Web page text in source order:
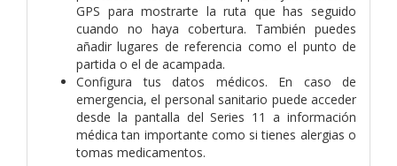
GPS para mostrarte la ruta que has seguido
cuando no haya cobertura. También puedes
añadir lugares de referencia como el punto de
partida o el de acampada.
Configura tus datos médicos. En caso de
emergencia, el personal sanitario puede acceder
desde la pantalla del Series 11 a información
médica tan importante como si tienes alergias o
tomas medicamentos.